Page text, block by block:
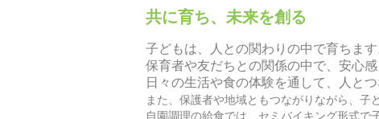
共に育ち、未来を創る
子どもは、人との関わりの中で育ちます
保育者や友だちとの関係の中で、安心
日々の生活や食の体験を通して、人と
また、保護者や地域ともつながりながら、子
自園調理の給食では、セミバイキング形式で